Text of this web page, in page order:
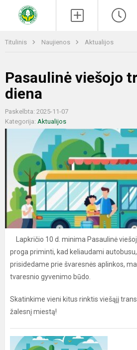
Titulinis Naujienos Aktualijos
Pasaulinė viešojo
diena
Paskelbta: 2025-11-07
Kategorija: Aktualijos
Lapkričio 10 d. minima Pasaulinė
proga priminti, kad keliaudami
prisidedame prie švaresnės aplinkos,
tvaresnio gyvenimo būdo.
Skatinkime vieni kitus rinktis viešąjį
žalesnį miestą!